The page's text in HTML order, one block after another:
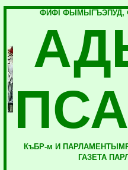
ФИФI ФЫМЫГЪЭПУД,
КъБР-м И
ГАЗЕТА